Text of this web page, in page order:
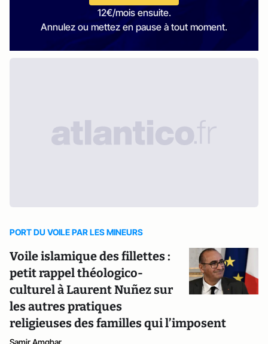
12€/mois ensuite.
Annulez ou mettez en pause à tout moment.
PORT DU VOILE PAR LES MINEURS
Voile islamique des fillettes :
petit rappel théologico-
culturel à Laurent Nuñez sur
les autres pratiques
religieuses des familles qui l’imposent
Samir Amghar